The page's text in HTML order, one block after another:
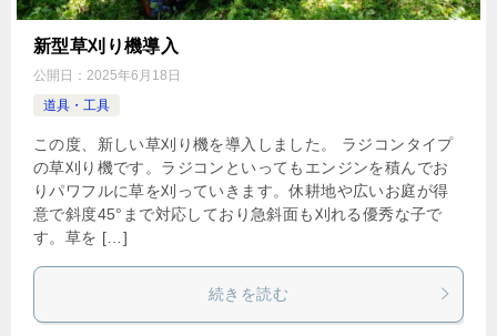
新型草刈り機導入
公開日： 2025年6月18日
道具・工具
この度、新しい草刈り機を導入しました。 ラジコンタイプ
の草刈り機です。ラジコンといってもエンジンを積んでお
りパワフルに草を刈っていきます。休耕地や広いお庭が得
意で斜度45°まで対応しており急斜面も刈れる優秀な子で
す。草を […]
続きを読む